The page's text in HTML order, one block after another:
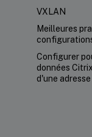
VXLAN
Meilleures
Configurer
données
d'une